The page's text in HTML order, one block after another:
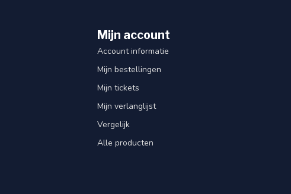
Mijn account
Account informatie
Mijn bestellingen
Mijn tickets
Mijn verlanglijst
Vergelijk
Alle producten